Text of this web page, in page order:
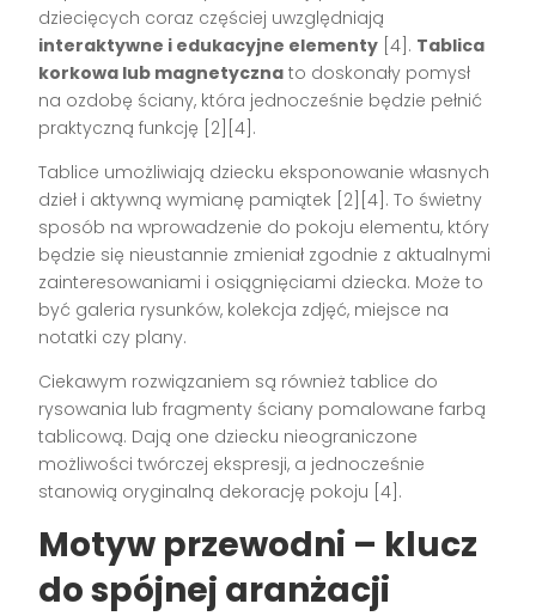
dziecięcych coraz częściej uwzględniają
interaktywne i edukacyjne elementy [4]. Tablica
korkowa lub magnetyczna to doskonały pomysł
na ozdobę ściany, która jednocześnie będzie pełnić
praktyczną funkcję [2][4].
Tablice umożliwiają dziecku eksponowanie własnych
dzieł i aktywną wymianę pamiątek [2][4]. To świetny
sposób na wprowadzenie do pokoju elementu, który
będzie się nieustannie zmieniał zgodnie z aktualnymi
zainteresowaniami i osiągnięciami dziecka. Może to
być galeria rysunków, kolekcja zdjęć, miejsce na
notatki czy plany.
Ciekawym rozwiązaniem są również tablice do
rysowania lub fragmenty ściany pomalowane farbą
tablicową. Dają one dziecku nieograniczone
możliwości twórczej ekspresji, a jednocześnie
stanowią oryginalną dekorację pokoju [4].
Motyw przewodni – klucz
do spójnej aranżacji